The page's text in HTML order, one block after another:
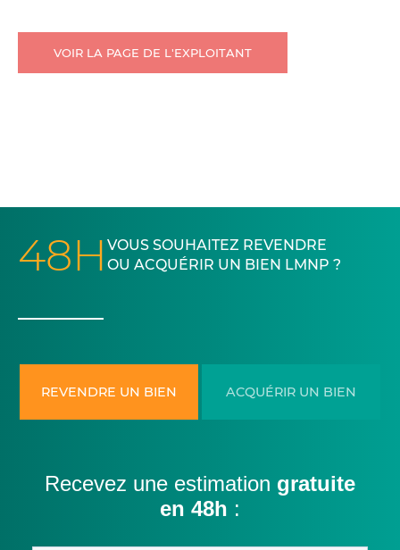
VOIR LA PAGE DE L'EXPLOITANT
48H VOUS SOUHAITEZ REVENDRE
OU ACQUÉRIR UN BIEN LMNP ?
REVENDRE UN BIEN ACQUÉRIR UN BIEN